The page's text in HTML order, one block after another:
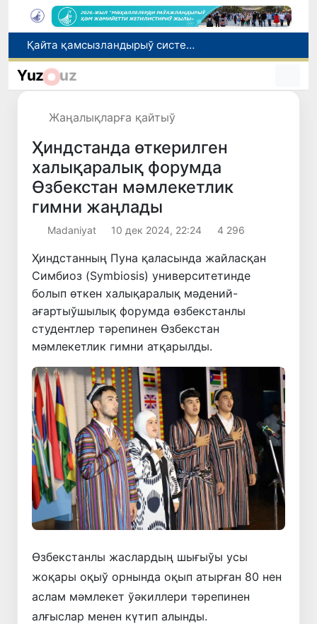
Өзбекстанда төлемли автомобиль жолларын жаратыў ҳәм олардан пайдаланыў тәртиби белгиленди
Өзбекстан Бас министри Қырғызстан Президенти менен ЕАЭА илажлары шеңбериндеги ушырасыўда қатнасты
Yuz uz
Жаңалықларға қайтыў
Ҳиндстанда өткерилген
халықаралық форумда
Өзбекстан мәмлекетлик
гимни жаңлады
Madaniyat 10 дек 2024, 22:24 4 296
Ҳиндстанның Пуна қаласында жайласқан
Симбиоз (Symbiosis) университетинде
болып өткен халықаралық мәдений-
ағартыўшылық форумда өзбекстанлы
студентлер тәрепинен Өзбекстан
мәмлекетлик гимни атқарылды.
Өзбекстанлы жаслардың шығыўы усы
жоқары оқыў орнында оқып атырған 80 нен
аслам мәмлекет ўәкиллери тәрепинен
алғыслар менен күтип алынды.